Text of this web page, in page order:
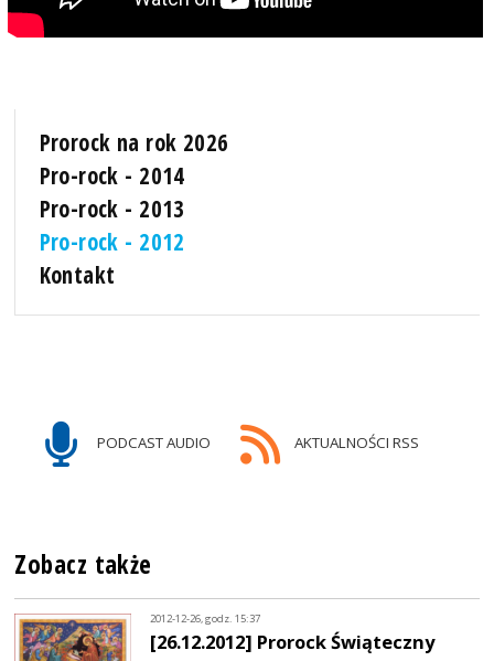
Prorock na rok 2026
Pro-rock - 2014
Pro-rock - 2013
Pro-rock - 2012
Kontakt
PODCAST AUDIO AKTUALNOŚCI RSS
Zobacz także
2012-12-26, godz. 15:37
[26.12.2012] Prorock Świąteczny